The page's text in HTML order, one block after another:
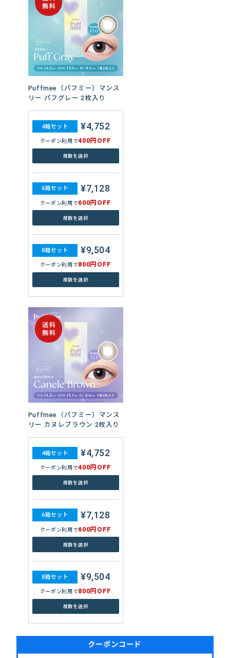
Puffmee（パフミー）マンス
リー パフグレー 2枚入り
4箱セット ¥4,752
クーポン利用で400円OFF
度数を選択
6箱セット ¥7,128
クーポン利用で600円OFF
度数を選択
8箱セット ¥9,504
クーポン利用で800円OFF
度数を選択
Puffmee（パフミー）マンス
リー カヌレブラウン 2枚入り
4箱セット ¥4,752
クーポン利用で400円OFF
度数を選択
6箱セット ¥7,128
クーポン利用で600円OFF
度数を選択
8箱セット ¥9,504
クーポン利用で800円OFF
度数を選択